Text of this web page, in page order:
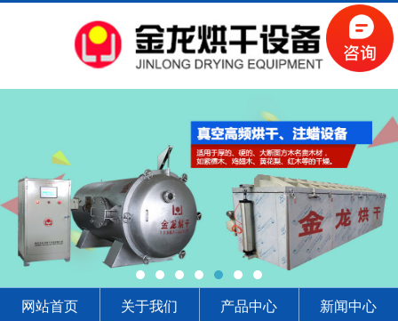
网站首页 关于我们 产品中心 新闻中心